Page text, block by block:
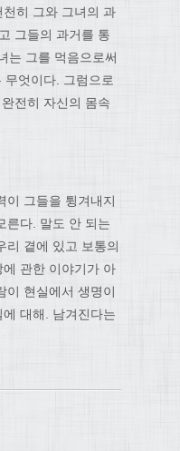
히 그와 그녀의 과
그들의 과거를 통
는 그를 먹음으로써
엇이다. 그럼으로
전히 자신의 몸속
이 그들을 튕겨내지
른다. 말도 안 되는
리 곁에 있고 보통의
관한 이야기가 아
이 현실에서 생명이
대해. 남겨진다는